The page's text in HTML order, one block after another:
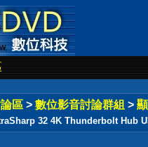
區 > 數位影音討論群組 >
32 4K Thunderbolt Hub